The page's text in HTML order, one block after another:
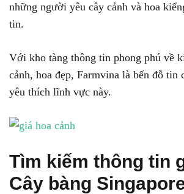
những người yêu cây cảnh và hoa
tin.
Với kho tàng thông tin phong phú về
cảnh, hoa đẹp, Farmvina là bến đỗ tin
yêu thích lĩnh vực này.
Tìm kiếm thông tin
Cây bàng